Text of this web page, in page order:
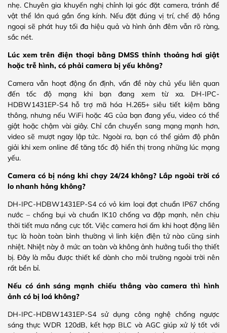
nhẹ. Chuyên gia khuyến nghị chỉnh lại góc đặt camera, tránh để
vật thể lớn quá gần ống kính. Nếu đặt đúng vị trí, chế độ hồng
ngoại sẽ phát huy tối đa hiệu quả và hình ảnh đêm vẫn rõ ràng,
sắc nét.
Lúc xem trên điện thoại bằng DMSS thỉnh thoảng hơi giật
hoặc trễ hình, có phải camera bị yếu không?
Camera vẫn hoạt động ổn định, vấn đề này chủ yếu liên quan
đến tốc độ mạng khi bạn đang xem từ xa. DH-IPC-
HDBW1431EP-S4 hỗ trợ mã hóa H.265+ siêu tiết kiệm băng
thông, nhưng nếu WiFi hoặc 4G của bạn đang yếu, video có thể
giật hoặc chậm vài giây. Chỉ cần chuyển sang mạng mạnh hơn,
video sẽ mượt ngay lập tức. Ngoài ra, bạn có thể giảm độ phân
giải khi xem online để tăng tốc độ hiển thị trong những lúc mạng
yếu.
Camera có bị nóng khi chạy 24/24 không? Lắp ngoài trời có
lo nhanh hỏng không?
DH-IPC-HDBW1431EP-S4 có vỏ kim loại đạt chuẩn IP67 chống
nước – chống bụi và chuẩn IK10 chống va đập mạnh, nên chịu
thời tiết mưa nắng cực tốt. Việc camera hơi ấm khi hoạt động liên
tục là hoàn toàn bình thường vì linh kiện điện tử nào cũng sinh
nhiệt. Nhiệt này ở mức an toàn và không ảnh hưởng tuổi thọ thiết
bị. Đây là mẫu được thiết kế dành cho môi trường ngoài trời nên
rất bền bỉ.
Nếu có ánh sáng mạnh chiếu thẳng vào camera thì hình
ảnh có bị loá không?
DH-IPC-HDBW1431EP-S4 sử dụng công nghệ chống ngược
sáng thực WDR 120dB, kết hợp BLC và AGC giúp xử lý tốt với